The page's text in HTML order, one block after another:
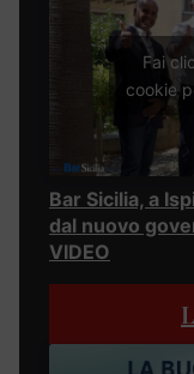
Fai
cookie
Bar Sicilia, a
dal nuovo
VIDEO